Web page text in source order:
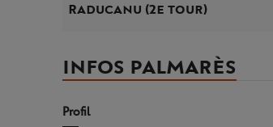
Raducanu (2e tour)
INFOS PALMARÈS
Profil